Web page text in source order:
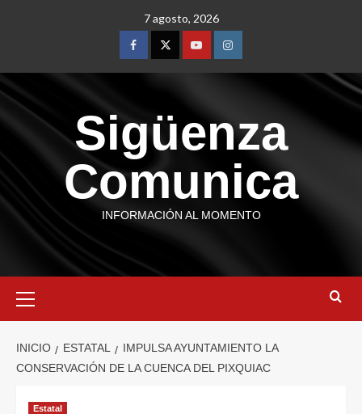
7 agosto, 2026
Sigüenza
Comunica
INFORMACIÓN AL MOMENTO
INICIO ESTATAL
IMPULSA AYUNTAMIENTO LA
CONSERVACIÓN DE LA CUENCA DEL PIXQUIAC
Estatal